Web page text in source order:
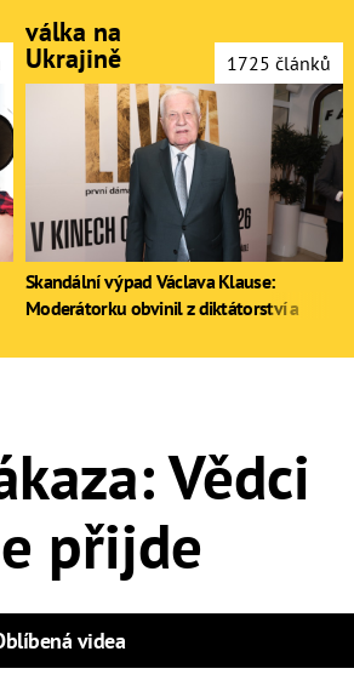
Vědci
přijde
videa
válka na
Ukrajině 1725 článků
Skandální výpad Václava Klause:
Moderátorku obvinil z diktátorství a